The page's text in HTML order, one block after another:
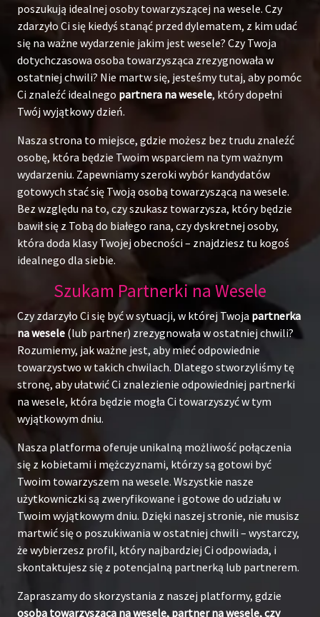
poszukują idealnej osoby towarzyszącej na wesele. Czy
zdarzyło Ci się kiedyś stanąć przed dylematem, z kim udać
się na ważne wydarzenie jakim jest wesele? Czy Twoja
dotychczasowa osoba towarzysząca zrezygnowała w
ostatniej chwili? Nie martw się, jesteśmy tutaj, aby pomóc
Ci znaleźć idealnego partnera na wesele, który dopełni
Twój wyjątkowy dzień.
Nasza strona to miejsce, gdzie możesz bez trudu znaleźć
osobę, która będzie Twoim wsparciem na tym ważnym
wydarzeniu. Zapewniamy szeroki wybór kandydatów
gotowych stać się Twoją osobą towarzyszącą na wesele.
Bez względu na to, czy szukasz towarzysza, który będzie
bawił się z Tobą do białego rana, czy dyskretnej osoby,
która doda klasy Twojej obecności – znajdziesz tu kogoś
idealnego dla siebie.
Szukam Partnerki na Wesele
Czy zdarzyło Ci się być w sytuacji, w której Twoja partnerka
na wesele (lub partner) zrezygnowała w ostatniej chwili?
Rozumiemy, jak ważne jest, aby mieć odpowiednie
towarzystwo w takich chwilach. Dlatego stworzyliśmy tę
stronę, aby ułatwić Ci znalezienie odpowiedniej partnerki
na wesele, która będzie mogła Ci towarzyszyć w tym
wyjątkowym dniu.
Nasza platforma oferuje unikalną możliwość połączenia
się z kobietami i mężczyznami, którzy są gotowi być
Twoim towarzyszem na wesele. Wszystkie nasze
użytkowniczki są zweryfikowane i gotowe do udziału w
Twoim wyjątkowym dniu. Dzięki naszej stronie, nie musisz
martwić się o poszukiwania w ostatniej chwili – wystarczy,
że wybierzesz profil, który najbardziej Ci odpowiada, i
skontaktujesz się z potencjalną partnerką lub partnerem.
Zapraszamy do skorzystania z naszej platformy, gdzie
osoba towarzysząca na wesele, partner na wesele, czy